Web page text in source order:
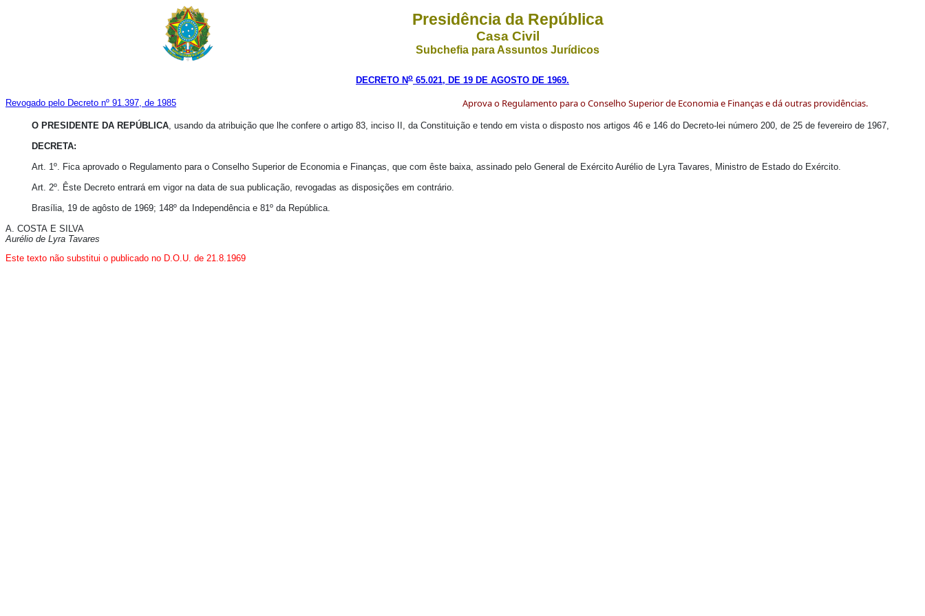
Presidência da República
Casa Civil
Subchefia para Assuntos Jurídicos
DECRETO No 65.021, DE 19 DE AGOSTO DE 1969.
Revogado pelo Decreto nº 91.397, de 1985 Aprova o Regulamento para o Conselho Superior de Economia e Finanças e dá outras providências.
O PRESIDENTE DA REPÚBLICA, usando da atribuição que lhe confere o artigo 83, inciso II, da Constituição e tendo em vista o disposto nos artigos 46 e 146 do Decreto-lei número 200, de 25 de fevereiro de 1967,
DECRETA:
Art. 1º. Fica aprovado o Regulamento para o Conselho Superior de Economia e Finanças, que com êste baixa, assinado pelo General de Exército Aurélio de Lyra Tavares, Ministro de Estado do Exército.
Art. 2º. Êste Decreto entrará em vigor na data de sua publicação, revogadas as disposições em contrário.
Brasília, 19 de agôsto de 1969; 148º da Independência e 81º da República.
A. COSTA E SILVA
Aurélio de Lyra Tavares
Este texto não substitui o publicado no D.O.U. de 21.8.1969